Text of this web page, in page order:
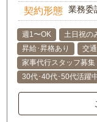
契約形態 業務委
週1〜OK 土日祝の
昇給･昇格あり
交
家事代行スタッフ募集
30代･40代･50代活躍